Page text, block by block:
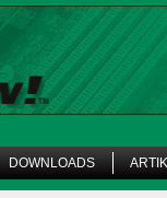
DOWNLOADS